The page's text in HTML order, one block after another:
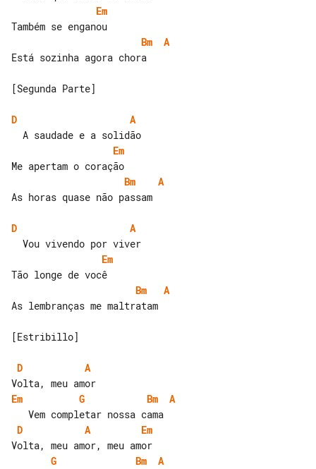
Em
Bm
A
Está sozinha agora chora
[Segunda Parte]
D
A
Em
Bm
A
As horas quase não passam
D
A
Em
Bm
A
As lembranças me maltratam
[Estribillo]
D
A
Em
G Bm
A
D
A
Em
G
Bm
A